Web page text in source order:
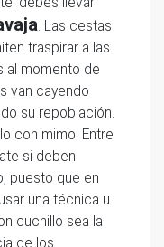
. Las cestas
traspirar a las
al momento de
van cayendo
su repoblación.
con mimo. Entre
si deben
puesto que en
una técnica u
cuchillo sea la
de los